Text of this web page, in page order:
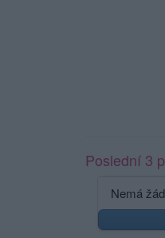
Poslední 3
Nemá